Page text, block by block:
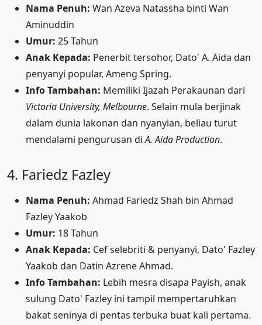
Nama Penuh: Wan Azeva Natassha binti Wan
Aminuddin
Umur: 25 Tahun
Anak Kepada: Penerbit tersohor, Dato' A. Aida dan
penyanyi popular, Ameng Spring.
Info Tambahan: Memiliki Ijazah Perakaunan dari
Victoria University, Melbourne. Selain mula berjinak
dalam dunia lakonan dan nyanyian, beliau turut
mendalami pengurusan diA. Aida Production.
4. Fariedz Fazley
Nama Penuh: Ahmad Fariedz Shah bin Ahmad
Fazley Yaakob
Umur: 18 Tahun
Anak Kepada: Cef selebriti & penyanyi, Dato' Fazley
Yaakob dan Datin Azrene Ahmad.
Info Tambahan: Lebih mesra disapa Payish, anak
sulung Dato' Fazley ini tampil mempertaruhkan
bakat seninya di pentas terbuka buat kali pertama.